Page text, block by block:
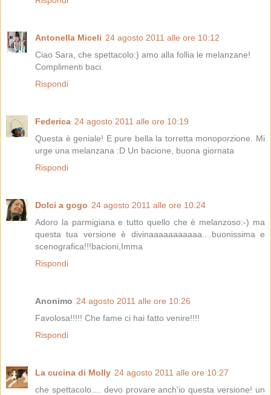
Antonella Miceli 24 agosto 2011 alle ore 10:12
Ciao Sara, che spettacolo:) amo alla follia le melanzane!
Complimenti baci.
Rispondi
Federica 24 agosto 2011 alle ore 10:19
Questa è geniale! E pure bella la torretta monoporzione. Mi
urge una melanzana :D Un bacione, buona giornata
Rispondi
Dolci a gogo 24 agosto 2011 alle ore 10:24
Adoro la parmigiana e tutto quello che è melanzoso:-) ma
questa tua versione è divinaaaaaaaaaaa....buonissima e
scenografica!!!bacioni,Imma
Rispondi
Anonimo 24 agosto 2011 alle ore 10:26
Favolosa!!!!! Che fame ci hai fatto venire!!!!
Rispondi
La cucina di Molly 24 agosto 2011 alle ore 10:27
che spettacolo.... devo provare anch'io questa versione! un